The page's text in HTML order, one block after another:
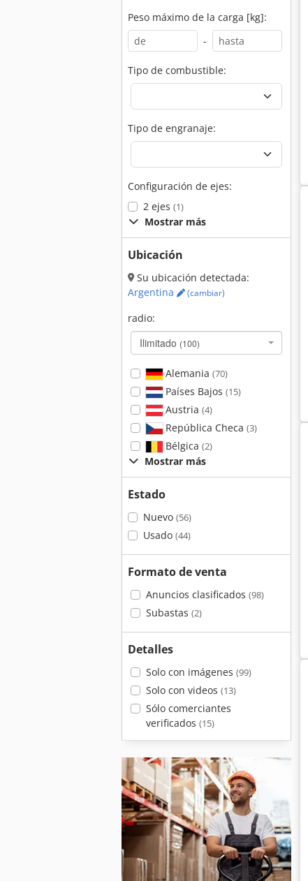
Peso máximo de la carga [kg]:
-
Tipo de combustible:
Tipo de engranaje:
Configuración de ejes:
2 ejes (1)
Mostrar más
Ubicación
Su ubicación detectada:
Argentina
(cambiar)
radio:
Ilimitado (100)
Alemania (70)
Países Bajos (15)
Austria (4)
República Checa (3)
Bélgica (2)
Mostrar más
Estado
Nuevo (56)
Usado (44)
Formato de venta
Anuncios clasificados (98)
Subastas (2)
Detalles
Solo con imágenes (99)
Solo con videos (13)
Sólo comerciantes
verificados (15)